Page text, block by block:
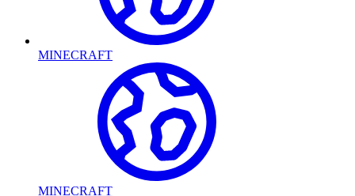
MINECRAFT
MINECRAFT